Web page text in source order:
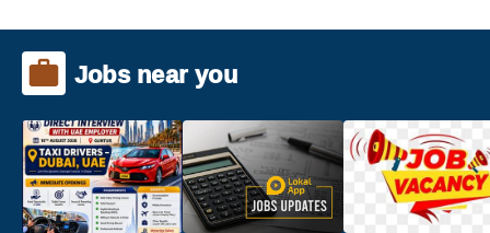
Jobs near you